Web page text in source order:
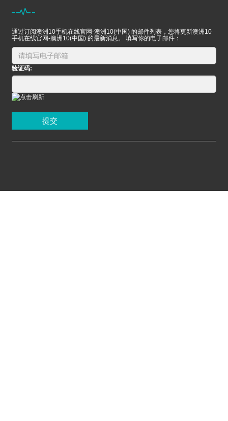
通过订阅澳洲10手机在线官网-澳洲10(中国) 的邮件列表，您将更新澳洲10
手机在线官网-澳洲10(中国) 的最新消息。 填写你的电子邮件：
验证码:
提交